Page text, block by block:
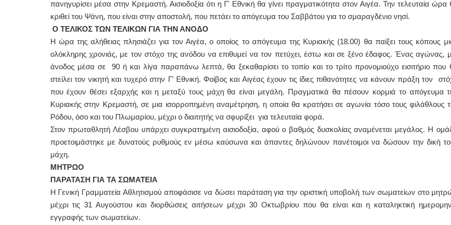
πανηγυρίσει μέσα στην Κρεμαστή. Αισιοδοξία ότι η Γ' Εθνική θα γίνει πραγματικότητα στον Αιγέα. Την τελευταία ώρα
κριθεί του Ψάνη, που είναι στην αποστολή, που πετάει το απόγευμα του Σαββάτου για το σμαραγδένιο νησί.
O ΤΕΛΙΚΟΣ ΤΩΝ ΤΕΛΙΚΩΝ ΓΙΑ ΤΗΝ ΑΝΟΔΟ
Η ώρα της αλήθειας πλησιάζει για τον Αιγέα, ο οποίος το απόγευμα της Κυριακής (18.00) θα παίξει τους κόπους
ολόκληρης χρονιάς, με τον στόχο της ανόδου να επιθυμεί να τον πετύχει, έστω και σε ξένο έδαφος. Ένας αγώνας,
άνοδος μέσα σε 90 ή και λίγα παραπάνω λεπτά, θα ξεκαθαρίσει το τοπίο και το τρίτο προνομιούχο εισιτήριο που
στείλει τον νικητή και τυχερό στην Γ' Εθνική. Φοίβος και Αιγέας έχουν τις ίδιες πιθανότητες να κάνουν πράξη τον
που έχουν θέσει εξαρχής και η μεταξύ τους μάχη θα είναι μεγάλη. Πραγματικά θα πέσουν κορμιά το απόγευμα
Κυριακής στην Κρεμαστή, σε μια ισορροπημένη αναμέτρηση, η οποία θα κρατήσει σε αγωνία τόσο τους φιλάθλους
Ρόδου, όσο και του Πλωμαρίου, μέχρι ο διαιτητής να σφυρίξει για τελευταία φορά.
Στον πρωταθλητή Λέσβου υπάρχει συγκρατημένη αισιοδοξία, αφού ο βαθμός δυσκολίας αναμένεται μεγάλος. Η
προετοιμάστηκε με δυνατούς ρυθμούς εν μέσω καύσωνα και άπαντες δηλώνουν πανέτοιμοι να δώσουν την δική
μάχη.
ΜΗΤΡΩΟ
ΠΑΡΑΤΑΣΗ ΓΙΑ ΤΑ ΣΩΜΑΤΕΙΑ
Η Γενική Γραμματεία Αθλητισμού αποφάσισε να δώσει παράταση για την οριστική υποβολή των σωματείων στο
μέχρι τις 31 Αυγούστου και διορθώσεις αιτήσεων μέχρι 30 Οκτωβρίου που θα είναι και η καταληκτική
εγγραφής των σωματείων.
ΙΩΑΝΝΗΣ Α. ΜΑΛΛΙΑΣ
ΧΕΙΡΟΥΡΓΟΣ
ΟΦΘΑΛΜΙΑΤΡΟΣ
Διδάκτωρ Ιατρικής Σχολής
Πανεπιστημίου Αθηνών
Καλλιπόλεως 3,Νέα Σμύρνη,
Καβέτσου 10, Μυτιλήνη, τηλ:
Χειρουργός Ωτορινολαρυγγολόγος
Έλενα Μπούμπα
Στρατιωτικός Ιατρός
Διδ.Παν.Αθηνών
Διπλωματούχος Ευρ.Ακαδημίας